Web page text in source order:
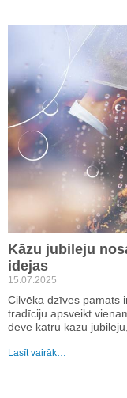
Kāzu jubileju
idejas
15.07.2025
Cilvēka dzīves pamats
tradīciju apsveikt
dēvē katru kāzu
Lasīt vairāk…